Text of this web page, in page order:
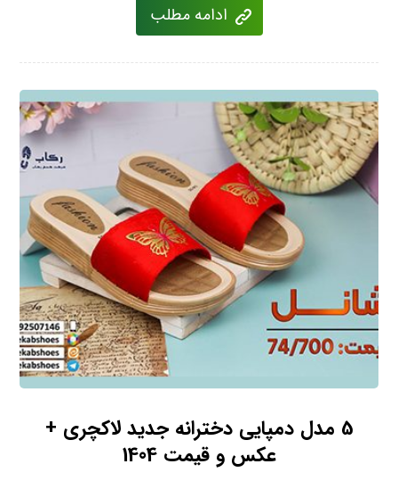
ادامه مطلب
5 مدل دمپایی دخترانه جدید لاکچری +
عکس و قیمت 1404